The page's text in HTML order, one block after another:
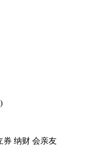
券 纳财 会亲友